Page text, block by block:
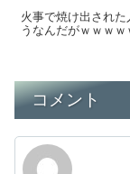
火事で焼け出され
うなんだがｗｗｗｗ
コメント